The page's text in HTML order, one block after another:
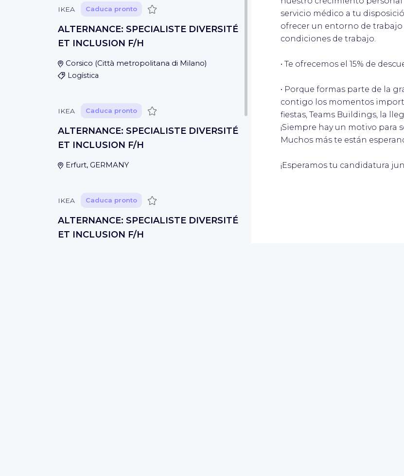
IKEA Caduca pronto Guardar
ALTERNANCE: SPECIALISTE DIVERSITÉ
ET INCLUSION F/H
Corsico (Città metropolitana di Milano)
Logística
IKEA Caduca pronto Guardar
ALTERNANCE: SPECIALISTE DIVERSITÉ
ET INCLUSION F/H
Erfurt, GERMANY
IKEA Caduca pronto Guardar
ALTERNANCE: SPECIALISTE DIVERSITÉ
ET INCLUSION F/H
servicio médico a tu
ofrecer un entorno de
condiciones de trabajo.
• Te ofrecemos el 15% de
• Porque formas parte de la
contigo los momentos
fiestas, Teams Buildings, la
¡Siempre hay un motivo para
Muchos más te están
¡Esperamos tu candidatura